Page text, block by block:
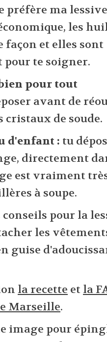
préfère ma lessive
les
façon et elles sont
pour te soigner.
pour tout
avant de
cristaux de soude.
d'enfant : tu
directement
est vraiment
à soupe.
pour la
les
guise
la recette et la
Marseille.
image pour